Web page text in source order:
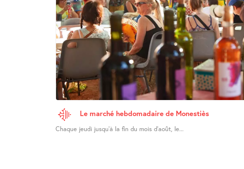
Le marché hebdomadaire de Monestiès
Chaque jeudi jusqu’à la fin du mois d’août, le...